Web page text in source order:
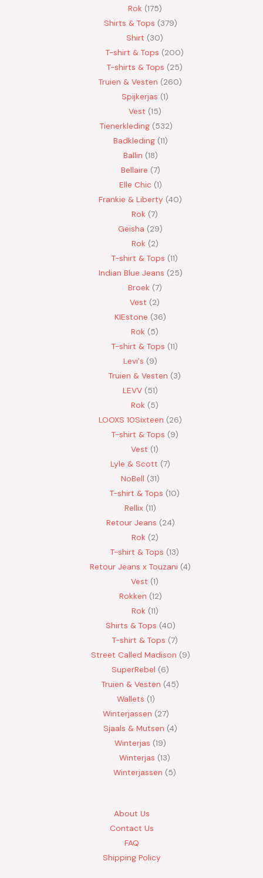
Rok 175
Shirts & Tops 379
Shirt
30
T-shirt & Tops
200
T-shirts & Tops
25
Truien & Vesten
260
Spijkerjas 1
Vest 15
Tienerkleding 532
Badkleding 11
Ballin 18
Bellaire 7
Elle Chic 1
Frankie & Liberty 40
Rok 7
Geisha
29
Rok 2
T-shirt & Tops 11
Indian Blue Jeans 25
Broek 7
Vest
2
KIEstone
36
Rok
5
T-shirt & Tops 11
Levi's
9
Truien & Vesten
3
LEVV 51
Rok
5
LOOXS 10Sixteen
26
T-shirt & Tops 9
Vest 1
Lyle & Scott 7
NoBell
31
T-shirt & Tops 10
Rellix 11
Retour Jeans 24
Rok 2
T-shirt & Tops 13
Retour Jeans x Touzani 4
Vest 1
Rokken 12
Rok 11
Shirts & Tops 40
T-shirt & Tops 7
Street Called Madison 9
SuperRebel
6
Truien & Vesten 45
Wallets 1
Winterjassen
27
Sjaals & Mutsen 4
Winterjas 19
Winterjas 13
Winterjassen
5
About Us
Contact Us
FAQ
Shipping Policy